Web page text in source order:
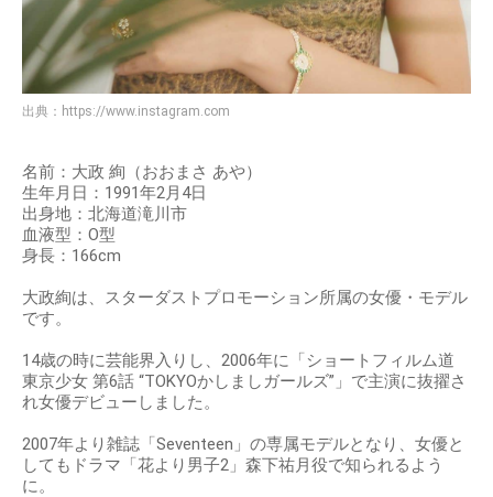
出典： https://www.instagram.com
名前：大政 絢（おおまさ あや）
生年月日：1991年2月4日
出身地：北海道滝川市
血液型：O型
身長：166cm
大政絢は、スターダストプロモーション所属の女優・モデル
です。
14歳の時に芸能界入りし、2006年に「ショートフィルム道
東京少女 第6話 “TOKYOかしましガールズ”」で主演に抜擢さ
れ女優デビューしました。
2007年より雑誌「Seventeen」の専属モデルとなり、女優と
してもドラマ「花より男子2」森下祐月役で知られるよう
に。